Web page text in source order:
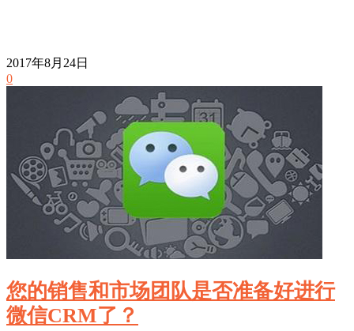
2017年8月24日
0
您的销售和市场团队是否准备好进行
微信CRM了？